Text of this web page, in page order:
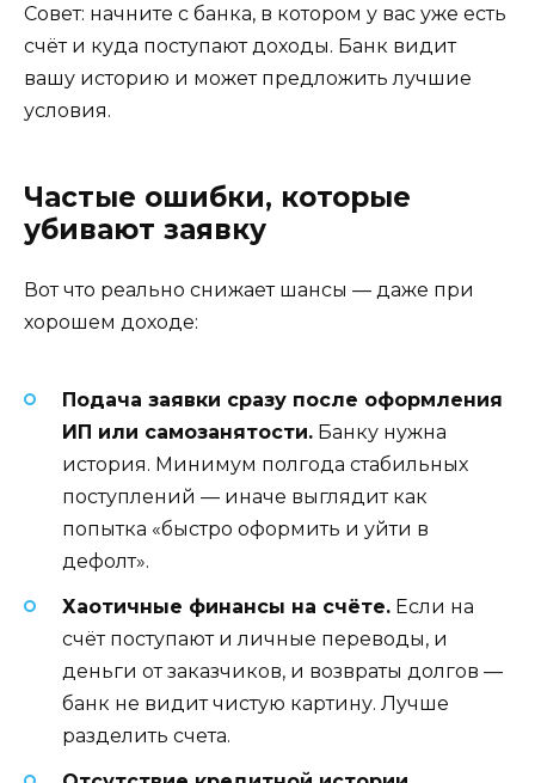
Совет: начните с банка, в котором у вас уже есть
счёт и куда поступают доходы. Банк видит
вашу историю и может предложить лучшие
условия.
Частые ошибки, которые
убивают заявку
Вот что реально снижает шансы — даже при
хорошем доходе:
Подача заявки сразу после оформления
ИП или самозанятости. Банку нужна
история. Минимум полгода стабильных
поступлений — иначе выглядит как
попытка «быстро оформить и уйти в
дефолт».
Хаотичные финансы на счёте. Если на
счёт поступают и личные переводы, и
деньги от заказчиков, и возвраты долгов —
банк не видит чистую картину. Лучше
разделить счета.